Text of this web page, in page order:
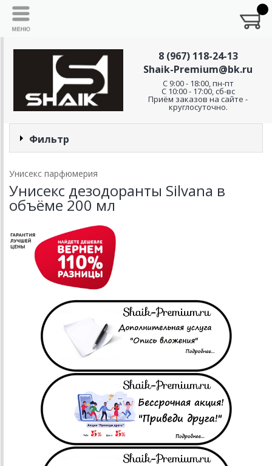
8 (967) 118-24-13
Shaik-Premium@bk.ru
C 9:00 - 18:00, пн-пт
С 10:00 - 17:00, сб-вс
Приём заказов на сайте -
круглосуточно.
Фильтр
Унисекс парфюмерия
Унисекс дезодоранты Silvana в
объёме 200 мл